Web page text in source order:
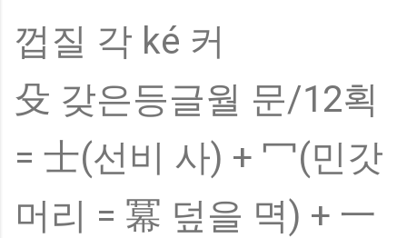
껍질 각 ké 커
殳 갖은등글월 문/12획
= 士(선비 사) + 冖(민갓
머리 = 冪 덮을 멱) + 一